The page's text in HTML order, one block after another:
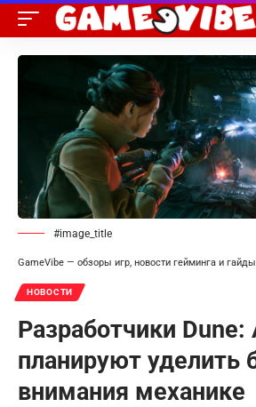
#image_title
GameVibe — обзоры игр, новости гейминга и
НОВОСТИ
Разработчики Dune:
планируют уделить
внимания механике